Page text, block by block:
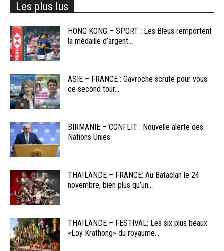
Les plus lus
HONG KONG – SPORT : Les Bleus remportent
la médaille d’argent...
ASIE – FRANCE : Gavroche scrute pour vous
ce second tour...
BIRMANIE – CONFLIT : Nouvelle alerte des
Nations Unies
THAÏLANDE – FRANCE: Au Bataclan le 24
novembre, bien plus qu’un...
THAÏLANDE – FESTIVAL: Les six plus beaux
«Loy Krathong» du royaume...